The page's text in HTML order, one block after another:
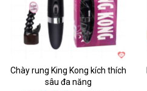
Chày rung King Kong kích thích
sâu đa năng